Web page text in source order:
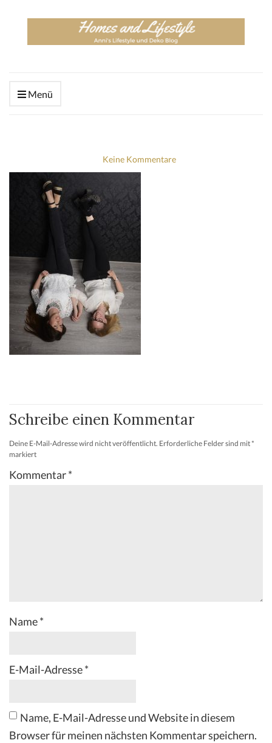
Menü
Keine Kommentare
Schreibe einen Kommentar
Deine E-Mail-Adresse wird nicht veröffentlicht. Erforderliche Felder sind mit*
markiert
Kommentar*
Name*
E-Mail-Adresse*
Name, E-Mail-Adresse und Website in diesem
Browser für meinen nächsten Kommentar speichern.